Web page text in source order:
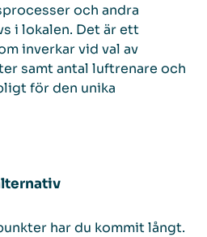
och andra
i lokalen. Det är ett
inverkar vid val av
samt antal luftrenare och
för den unika
har du kommit långt.